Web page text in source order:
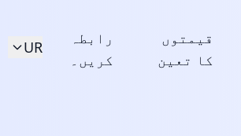
قیمتوں
کا تعین
رابطہ
کریں۔
UR